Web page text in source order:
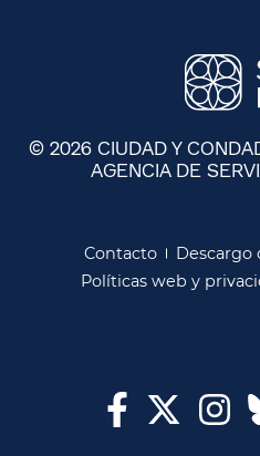
© 2026 CIUDAD Y
AGENCIA DE
Contacto​​
Descargo
Políticas web y